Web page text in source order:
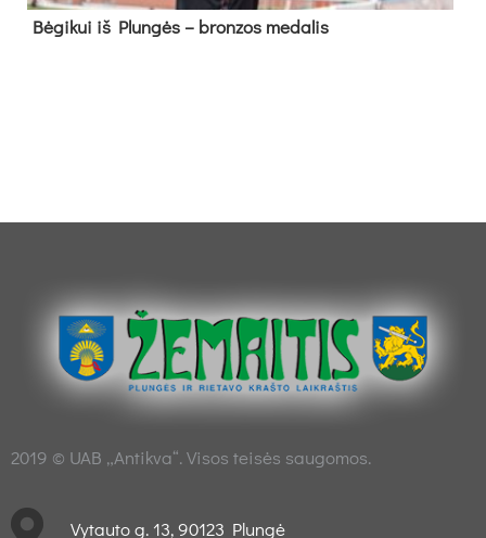
Bė­gi­kui iš Plun­gės – bron­zos me­da­lis
2019 © UAB „Antikva“. Visos teisės saugomos.
Vytauto g. 13, 90123 Plungė